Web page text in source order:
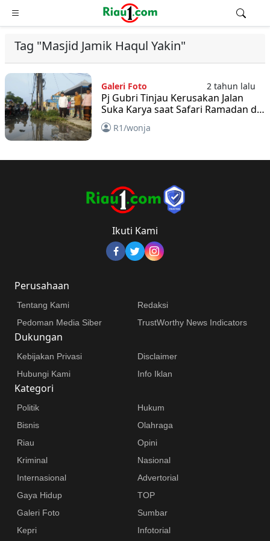
Tag "Masjid Jamik Haqul Yakin"
Galeri Foto 2 tahun lalu
Pj Gubri Tinjau Kerusakan Jalan
Suka Karya saat Safari Ramadan di
Kampar, Sebelum Lebaran
Diperbaiki
R1/wonja
Ikuti Kami
Perusahaan
Tentang Kami
Redaksi
Pedoman Media Siber
TrustWorthy News Indicators
Dukungan
Kebijakan Privasi
Disclaimer
Hubungi Kami
Info Iklan
Kategori
Politik
Hukum
Bisnis
Olahraga
Riau
Opini
Kriminal
Nasional
Internasional
Advertorial
Gaya Hidup
TOP
Galeri Foto
Sumbar
Kepri
Infotorial